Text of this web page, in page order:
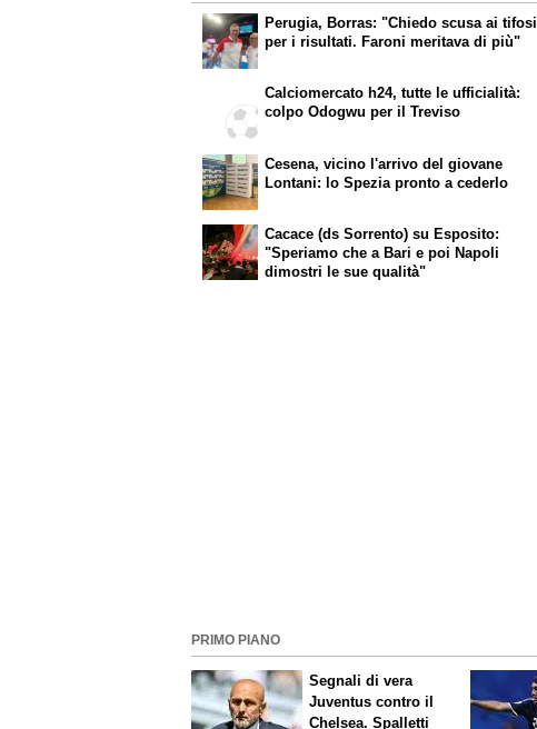
Perugia, Borras: "Chiedo scusa ai tifosi
per i risultati. Faroni meritava di più"
Calciomercato h24, tutte le ufficialità:
colpo Odogwu per il Treviso
Cesena, vicino l'arrivo del giovane
Lontani: lo Spezia pronto a cederlo
Cacace (ds Sorrento) su Esposito:
"Speriamo che a Bari e poi Napoli
dimostri le sue qualità"
PRIMO PIANO
Segnali di vera
Juventus contro il
Chelsea. Spalletti